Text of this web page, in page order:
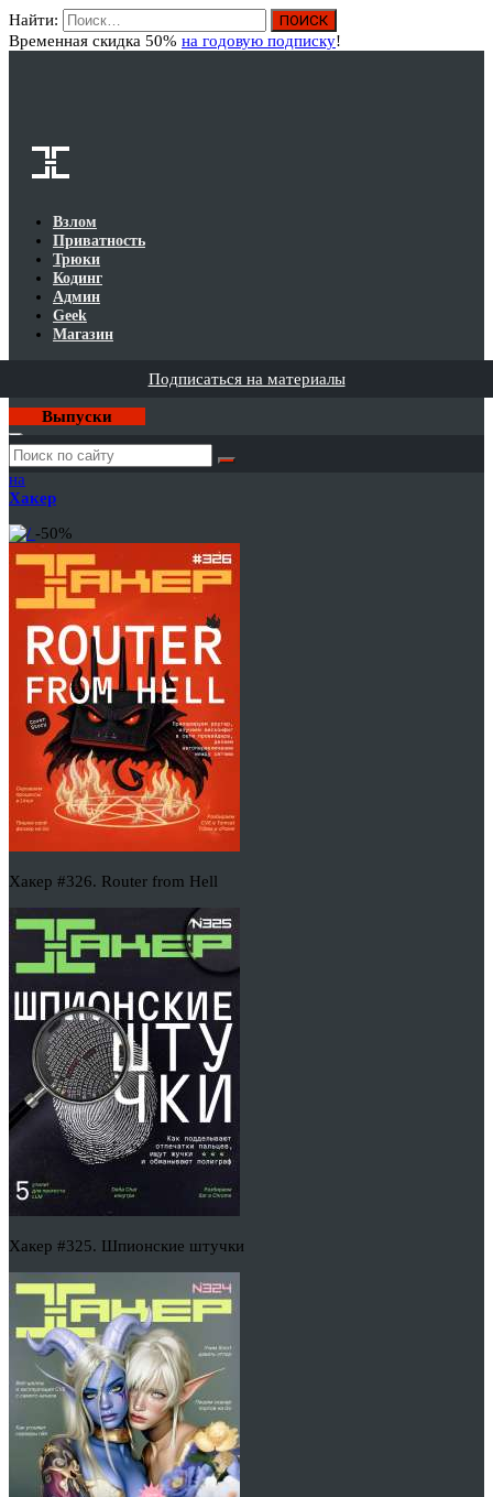
Найти:
Временная скидка 50% на годовую подписку!
Взлом
Приватность
Трюки
Кодинг
Админ
Geek
Магазин
Подписаться на материалы
Выпуски
Годовая
подписка
на
Хакер
-50%
Хакер #326. Router from Hell
Хакер #325. Шпионские штучки